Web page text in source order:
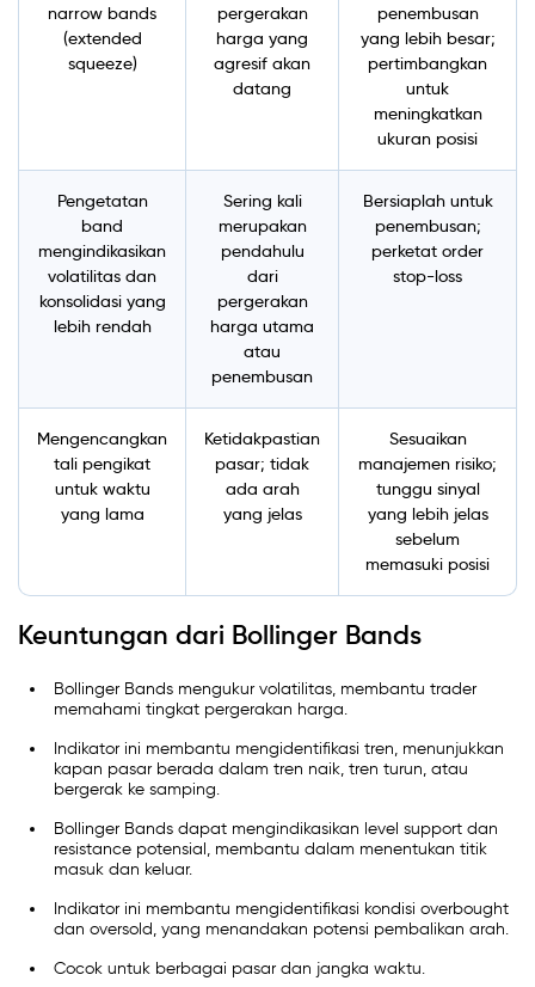
narrow bands
(extended
squeeze)
pergerakan
harga yang
agresif akan
datang
penembusan
yang lebih besar;
pertimbangkan
untuk
meningkatkan
ukuran posisi
Pengetatan
band
mengindikasikan
volatilitas dan
konsolidasi yang
lebih rendah
Sering kali
merupakan
pendahulu
dari
pergerakan
harga utama
atau
penembusan
Bersiaplah untuk
penembusan;
perketat order
stop-loss
Mengencangkan
tali pengikat
untuk waktu
yang lama
Ketidakpastian
pasar; tidak
ada arah
yang jelas
Sesuaikan
manajemen risiko;
tunggu sinyal
yang lebih jelas
sebelum
memasuki posisi
Keuntungan dari Bollinger Bands
Bollinger Bands mengukur volatilitas, membantu trader
memahami tingkat pergerakan harga.
Indikator ini membantu mengidentifikasi tren, menunjukkan
kapan pasar berada dalam tren naik, tren turun, atau
bergerak ke samping.
Bollinger Bands dapat mengindikasikan level support dan
resistance potensial, membantu dalam menentukan titik
masuk dan keluar.
Indikator ini membantu mengidentifikasi kondisi overbought
dan oversold, yang menandakan potensi pembalikan arah.
Cocok untuk berbagai pasar dan jangka waktu.